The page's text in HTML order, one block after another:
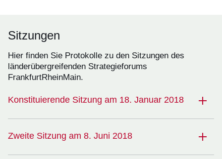
Sitzungen
Hier finden Sie Protokolle zu den Sitzungen des
länderübergreifenden Strategieforums
FrankfurtRheinMain.
Konstituierende Sitzung am 18. Januar 2018
Zweite Sitzung am 8. Juni 2018